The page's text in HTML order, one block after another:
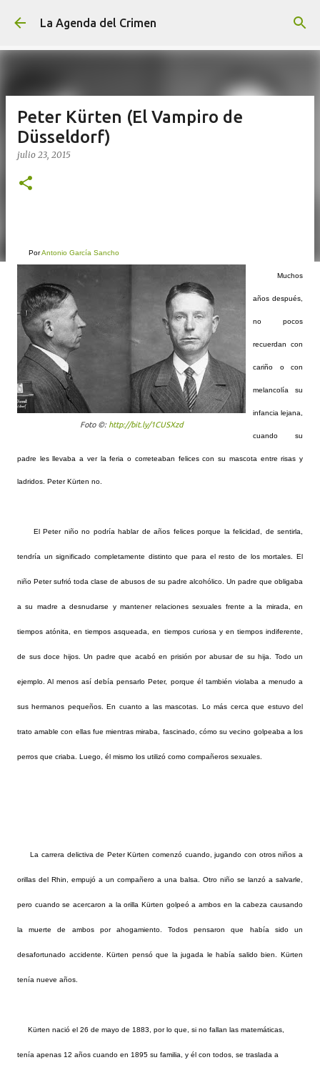
Ir al contenido principal
La Agenda del Crimen
Peter Kürten (El Vampiro de
Düsseldorf)
julio 23, 2015
PorAntonio García Sancho
Foto ©: http://bit.ly/1CUSXzd
Muchos
años después,
no pocos
recuerdan con
cariño o con
melancolía su
infancia lejana,
cuando su
padre les llevaba a ver la feria o correteaban felices con su mascota entre risas y
ladridos. Peter Kürten no.
El Peter niño no podría hablar de años felices porque la felicidad, de sentirla,
tendría un significado completamente distinto que para el resto de los mortales. El
niño Peter sufrió toda clase de abusos de su padre alcohólico. Un padre que obligaba
a su madre a desnudarse y mantener relaciones sexuales frente a la mirada, en
tiempos atónita, en tiempos asqueada, en tiempos curiosa y en tiempos indiferente,
de sus doce hijos. Un padre que acabó en prisión por abusar de su hija. Todo un
ejemplo. Al menos así debía pensarlo Peter, porque él también violaba a menudo a
sus hermanos pequeños. En cuanto a las mascotas. Lo más cerca que estuvo del
trato amable con ellas fue mientras miraba, fascinado, cómo su vecino golpeaba a los
perros que criaba. Luego, él mismo los utilizó como compañeros sexuales.
La carrera delictiva de Peter Kürten comenzó cuando, jugando con otros niños a
orillas del Rhin, empujó a un compañero a una balsa. Otro niño se lanzó a salvarle,
pero cuando se acercaron a la orilla Kürten golpeó a ambos en la cabeza causando
la muerte de ambos por ahogamiento. Todos pensaron que había sido un
desafortunado accidente. Kürten pensó que la jugada le había salido bien. Kürten
tenía nueve años.
Kürten nació el 26 de mayo de 1883, por lo que, si no fallan las matemáticas,
tenía apenas 12 años cuando en 1895 su familia, y él con todos, se traslada a